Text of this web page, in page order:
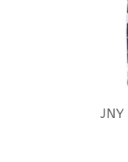
JNY